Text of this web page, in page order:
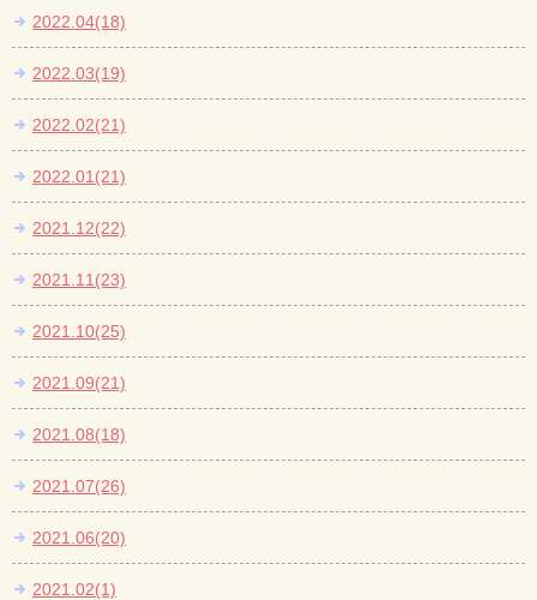
2022.04(18)
2022.03(19)
2022.02(21)
2022.01(21)
2021.12(22)
2021.11(23)
2021.10(25)
2021.09(21)
2021.08(18)
2021.07(26)
2021.06(20)
2021.02(1)